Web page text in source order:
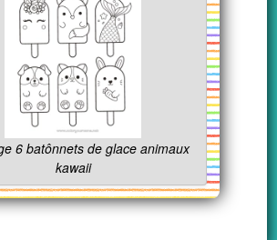
6 batônnets de glace animaux
kawaii